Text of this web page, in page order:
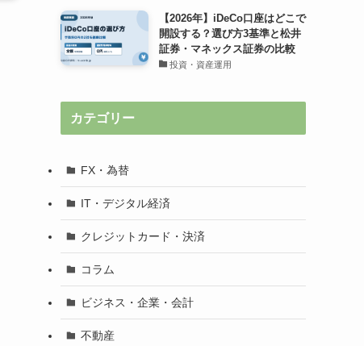
【2026年】iDeCo口座はどこで
開設する？選び方3基準と松井
証券・マネックス証券の比較
投資・資産運用
カテゴリー
FX・為替
IT・デジタル経済
クレジットカード・決済
コラム
ビジネス・企業・会計
不動産